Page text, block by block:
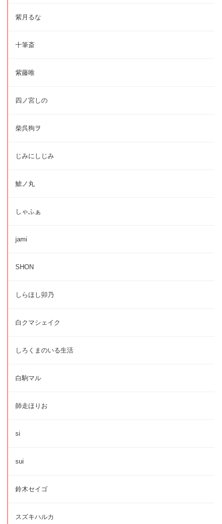
紫月るな
十筆斎
紫藤唯
四ノ宮しの
柴呉狗ヲ
じみにしじみ
鯱ノ丸
しゃふぁ
jami
SHON
しらほし卯乃
白クマシェイク
しろくまのいる生活
白駒マル
師走ほりお
si
sui
鈴木セイゴ
スズキハルカ